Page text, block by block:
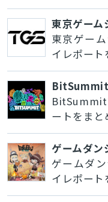
東京ゲーム
東京ゲー
イレポート
BitSummit
BitSummit
ートをまと
ゲームダン
ゲームダ
イレポート